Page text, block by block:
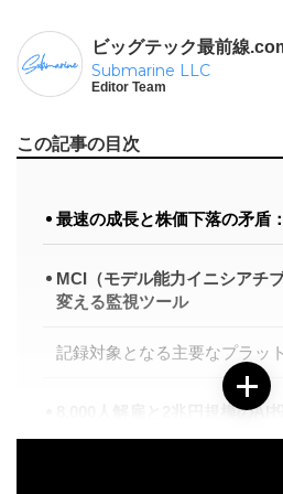
ビッグテック最前線
Submarine LLC
Editor Team
この記事の目次
最速の成長と株価下落の矛盾
MCI（モデル能力イニシアチ
変える監視ツール
記録対象となる主要なプラッ
8,000人解雇と2兆円規模のAI